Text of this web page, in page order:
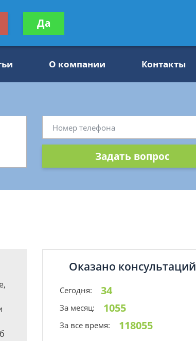
консультацию
бесплатно
О компании Контакты
Задать вопрос
Оказано консультаций
Сегодня: 34
За месяц: 1055
За все время: 118055
Да